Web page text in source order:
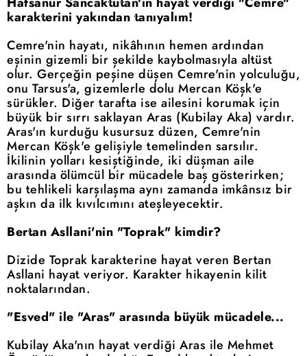
karakterini yakından tanıyalım!
Cemre'nin hayatı, nikâhının hemen ardından
eşinin gizemli bir şekilde kaybolmasıyla altüst
olur. Gerçeğin peşine düşen Cemre'nin yolculuğu,
onu Tarsus'a, gizemlerle dolu Mercan Köşk'e
sürükler. Diğer tarafta ise ailesini korumak için
büyük bir sırrı saklayan Aras (Kubilay Aka) vardır.
Aras'ın kurduğu kusursuz düzen, Cemre'nin
Mercan Köşk'e gelişiyle temelinden sarsılır.
İkilinin yolları kesiştiğinde, iki düşman aile
arasında ölümcül bir mücadele baş gösterirken;
bu tehlikeli karşılaşma aynı zamanda imkânsız bir
aşkın da ilk kıvılcımını ateşleyecektir.
Bertan Asllani'nin "Toprak" kimdir?
Dizide Toprak karakterine hayat veren Bertan
Asllani hayat veriyor. Karakter hikayenin kilit
noktalarından.
"Esved" ile "Aras" arasında büyük mücadele...
Kubilay Aka'nın hayat verdiği Aras ile Mehmet